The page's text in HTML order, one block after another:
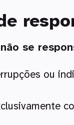
não se
ou